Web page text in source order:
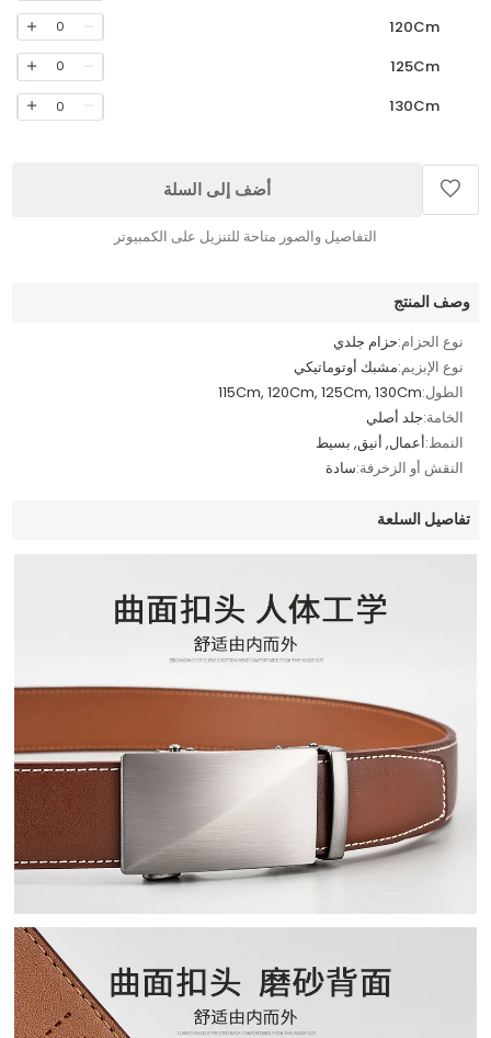
120Cm
0
125Cm
0
130Cm
0
أضف إلى السلة
التفاصيل والصور متاحة للتنزيل على الكمبيوتر
وصف المنتج
نوع الحزام:حزام جلدي
نوع الإبزيم:مشبك أوتوماتيكي
الطول:115Cm, 120Cm, 125Cm, 130Cm
الخامة:جلد أصلي
النمط:أعمال, أنيق, بسيط
النقش أو الزخرفة:سادة
تفاصيل السلعة